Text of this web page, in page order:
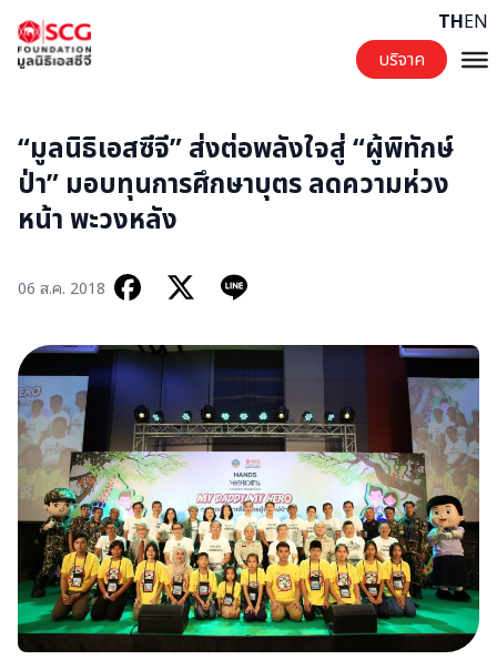
บริจาค
THEN
“มูลนิธิเอสซีจี” ส่งต่อพลังใจสู่ “ผู้พิทักษ์
ป่า” มอบทุนการศึกษาบุตร ลดความห่วง
หน้า พะวงหลัง
06 ส.ค. 2018